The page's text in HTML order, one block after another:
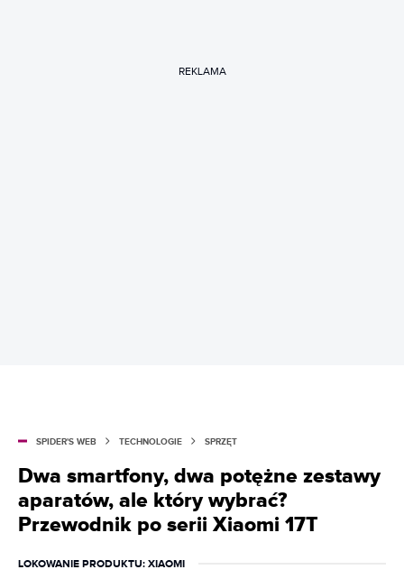
REKLAMA
SPIDER'S WEB TECHNOLOGIE SPRZĘT
Dwa smartfony, dwa potężne zestawy
aparatów, ale który wybrać?
Przewodnik po serii Xiaomi 17T
LOKOWANIE PRODUKTU: XIAOMI